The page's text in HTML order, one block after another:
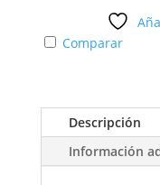
Comparar
Descripción
Información